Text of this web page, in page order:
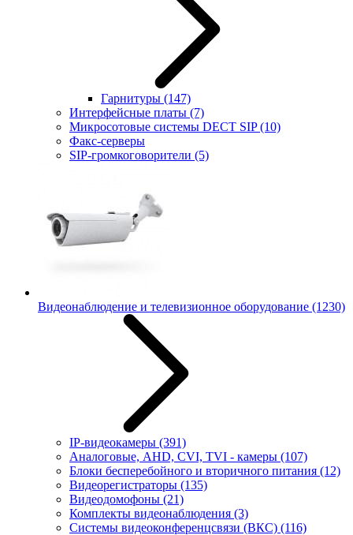
Гарнитуры (147)
Интерфейсные платы (7)
Микросотовые системы DECT SIP(10)
Факс-серверы
SIP-громкоговорители (5)
Видеонаблюдение и телевизионное оборудование (1230)
IP-видеокамеры (391)
Аналоговые, AHD, CVI, TVI - камеры (107)
Блоки бесперебойного и вторичного питания (12)
Видеорегистраторы (135)
Видеодомофоны (21)
Комплекты видеонаблюдения (3)
Системы видеоконференцсвязи (ВКС) (116)